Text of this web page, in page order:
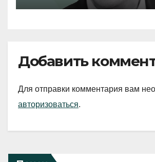
Добавить
Для отправки комментария вам
авторизоваться.